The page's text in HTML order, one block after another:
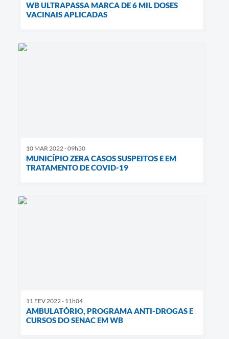
WB ULTRAPASSA MARCA DE 6 MIL DOSES
VACINAIS APLICADAS
10 MAR 2022 - 09h30
MUNICÍPIO ZERA CASOS SUSPEITOS E EM
TRATAMENTO DE COVID-19
11 FEV 2022 - 11h04
AMBULATÓRIO, PROGRAMA ANTI-DROGAS E
CURSOS DO SENAC EM WB